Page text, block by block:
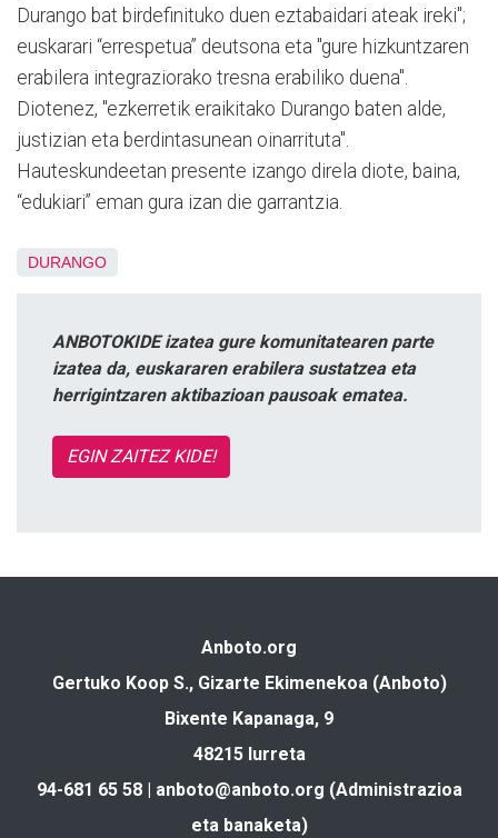
Durango bat birdefinituko duen eztabaidari ateak ireki";
euskarari “errespetua” deutsona eta "gure hizkuntzaren
erabilera integraziorako tresna erabiliko duena".
Diotenez, "ezkerretik eraikitako Durango baten alde,
justizian eta berdintasunean oinarrituta".
Hauteskundeetan presente izango direla diote, baina,
“edukiari” eman gura izan die garrantzia.
DURANGO
ANBOTOKIDE izatea gure komunitatearen parte
izatea da, euskararen erabilera sustatzea eta
herrigintzaren aktibazioan pausoak ematea.
EGIN ZAITEZ KIDE!
Anboto.org
Gertuko Koop S., Gizarte Ekimenekoa (Anboto)
Bixente Kapanaga, 9
48215 Iurreta
94-681 65 58 | anboto@anboto.org (Administrazioa
eta banaketa)